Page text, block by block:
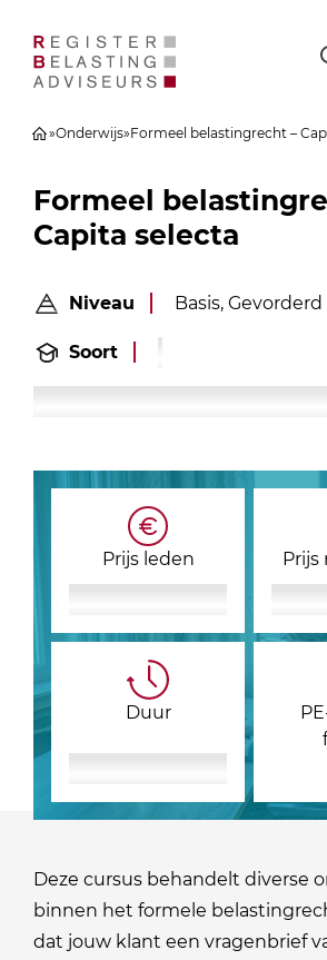
»Onderwijs»Formeel belastingrecht –
Formeel
Capita selecta
Niveau Basis, Gevorderd
Soort
Prijs leden Prijs
Duur
Deze cursus behandelt diverse
binnen het formele
dat jouw klant een vragenbrief